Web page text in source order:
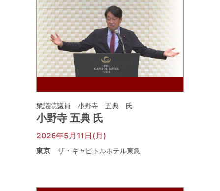
衆議院議員 小野寺 五典 氏
小野寺 五典 氏
2026年5月11日(月)
東京 ザ・キャピトルホテル東急